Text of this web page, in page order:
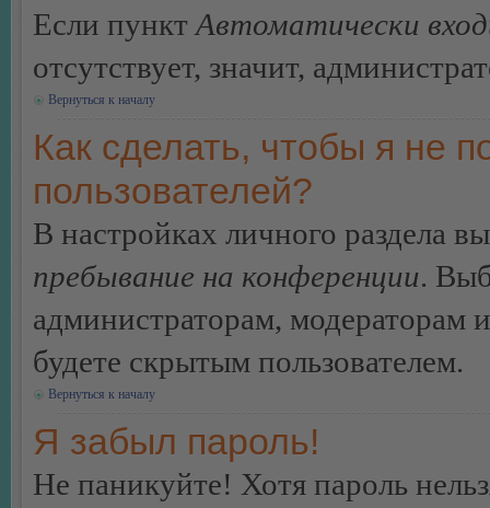
Если пункт Автоматически
отсутствует, значит,
Вернуться к началу
Как сделать, чтобы я не
пользователей?
В настройках личного раздела
пребывание на конференции.
администраторам, модераторам
будете скрытым пользователем.
Вернуться к началу
Я забыл пароль!
Не паникуйте! Хотя пароль